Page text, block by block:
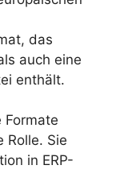
das
auch eine
enthält.
Formate
Rolle. Sie
in ERP-